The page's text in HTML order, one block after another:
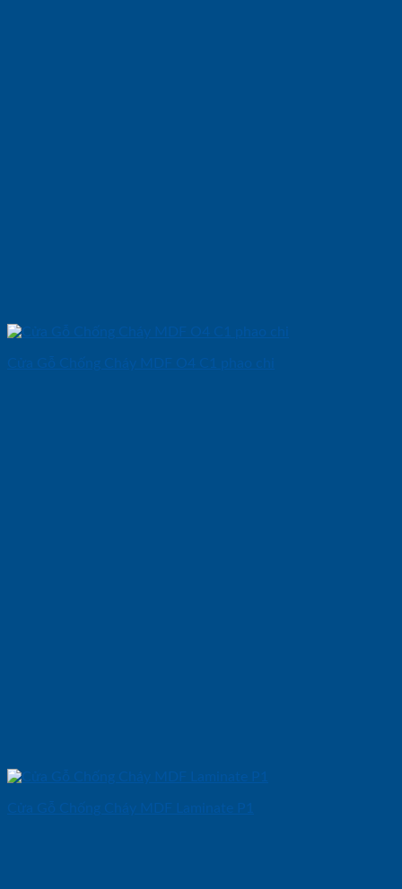
Cửa Gỗ Chống Cháy MDF O4 C1 phao chi
Cửa Gỗ Chống Cháy MDF Laminate P1